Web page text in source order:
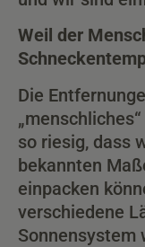
Weil der
Die
so riesig, dass
bekannten
einpacken
verschiedene
Sonnensystem